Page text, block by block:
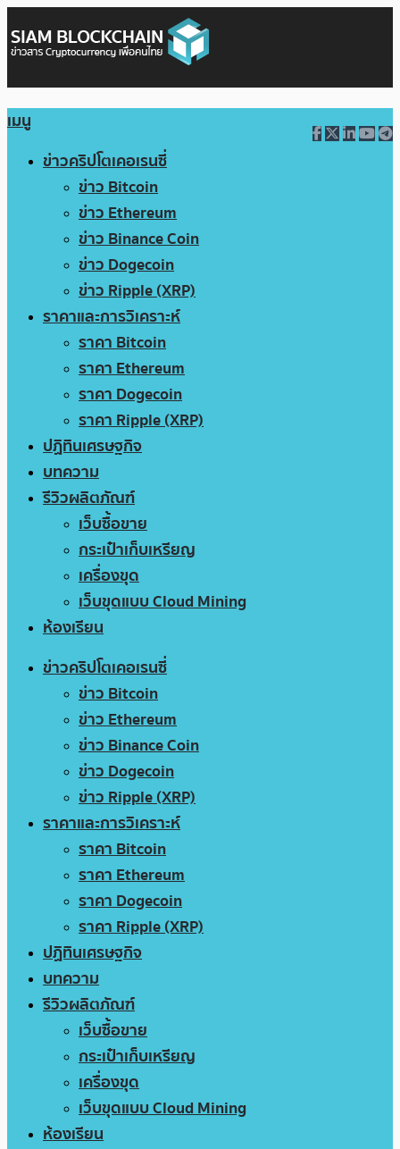
เมนู
ข่าวคริปโตเคอเรนซี่
ข่าว Bitcoin
ข่าว Ethereum
ข่าว Binance Coin
ข่าว Dogecoin
ข่าว Ripple (XRP)
ราคาและการวิเคราะห์
ราคา Bitcoin
ราคา Ethereum
ราคา Dogecoin
ราคา Ripple (XRP)
ปฏิทินเศรษฐกิจ
บทความ
รีวิวผลิตภัณฑ์
เว็บซื้อขาย
กระเป๋าเก็บเหรียญ
เครื่องขุด
เว็บขุดแบบ Cloud Mining
ห้องเรียน
ข่าวคริปโตเคอเรนซี่
ข่าว Bitcoin
ข่าว Ethereum
ข่าว Binance Coin
ข่าว Dogecoin
ข่าว Ripple (XRP)
ราคาและการวิเคราะห์
ราคา Bitcoin
ราคา Ethereum
ราคา Dogecoin
ราคา Ripple (XRP)
ปฏิทินเศรษฐกิจ
บทความ
รีวิวผลิตภัณฑ์
เว็บซื้อขาย
กระเป๋าเก็บเหรียญ
เครื่องขุด
เว็บขุดแบบ Cloud Mining
ห้องเรียน